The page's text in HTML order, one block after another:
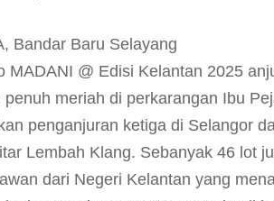
Bandar Baru Selayang
MADANI @ Edisi Kelantan 2025
meriah di perkarangan Ibu
penganjuran ketiga di Selangor
Lembah Klang. Sebanyak 46 lot
dari Negeri Kelantan yang